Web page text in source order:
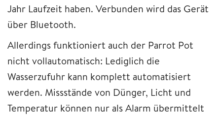
Jahr Laufzeit haben. Verbunden wird das Gerät
über Bluetooth.
Allerdings funktioniert auch der Parrot Pot
nicht vollautomatisch: Lediglich die
Wasserzufuhr kann komplett automatisiert
werden. Missstände von Dünger, Licht und
Temperatur können nur als Alarm übermittelt